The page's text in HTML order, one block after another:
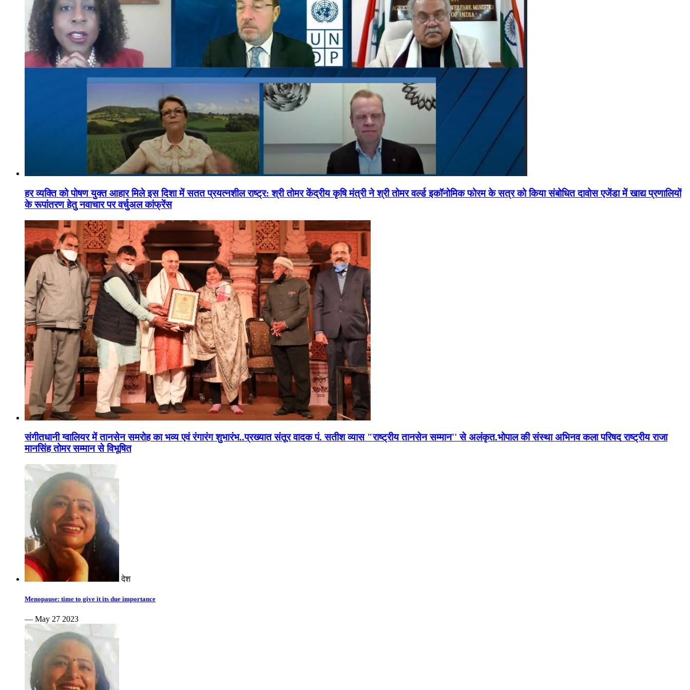
हर व्यक्ति को पोषण युक्त आहार मिले इस दिशा में सतत प्रयत्नशील राष्ट्र: श्री तोमर केंद्रीय कृषि मंत्री ने श्री तोमर वर्ल्ड इकॉनोमिक फोरम के सत्र को किया संबोधित दावोस एजेंडा में खाद्य प्रणालियों
के रूपांतरण हेतु नवाचार पर वर्चुअल कांफ्रेंस
संगीतधानी ग्वालियर में तानसेन समरोह का भव्य एवं रंगारंग शुभारंभ..प्रख्यात संतूर वादक पं. सतीश व्यास "राष्ट्रीय तानसेन सम्मान'' से अलंकृत.भोपाल की संस्था अभिनव कला परिषद राष्ट्रीय राजा
मानसिंह तोमर सम्मान से विभूषित
देश
Menopause: time to give it its due importance
— May 27 2023